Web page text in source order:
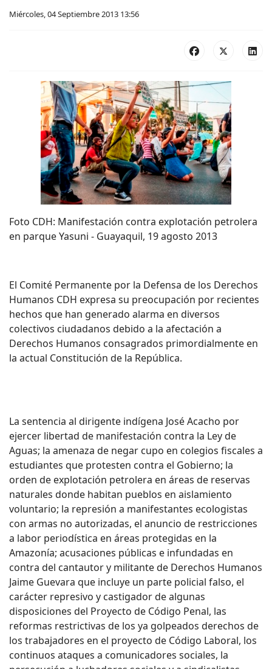
Miércoles, 04 Septiembre 2013 13:56
Foto CDH: Manifestación contra explotación petrolera
en parque Yasuni - Guayaquil, 19 agosto 2013
El Comité Permanente por la Defensa de los Derechos
Humanos CDH expresa su preocupación por recientes
hechos que han generado alarma en diversos
colectivos ciudadanos debido a la afectación a
Derechos Humanos consagrados primordialmente en
la actual Constitución de la República.
La sentencia al dirigente indígena José Acacho por
ejercer libertad de manifestación contra la Ley de
Aguas; la amenaza de negar cupo en colegios fiscales a
estudiantes que protesten contra el Gobierno; la
orden de explotación petrolera en áreas de reservas
naturales donde habitan pueblos en aislamiento
voluntario; la represión a manifestantes ecologistas
con armas no autorizadas, el anuncio de restricciones
a labor periodística en áreas protegidas en la
Amazonía; acusaciones públicas e infundadas en
contra del cantautor y militante de Derechos Humanos
Jaime Guevara que incluye un parte policial falso, el
carácter represivo y castigador de algunas
disposiciones del Proyecto de Código Penal, las
reformas restrictivas de los ya golpeados derechos de
los trabajadores en el proyecto de Código Laboral, los
continuos ataques a comunicadores sociales, la